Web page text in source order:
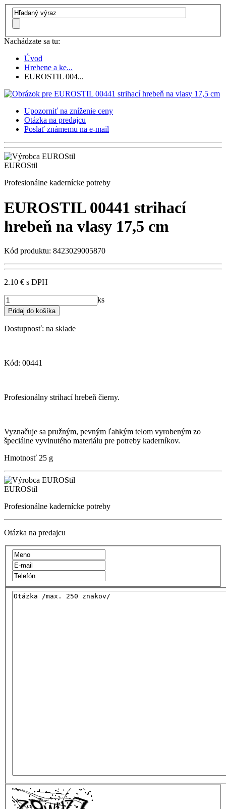
Nachádzate sa tu:
Úvod
Hrebene a ke...
EUROSTIL 004...
Upozorniť na zníženie ceny
Otázka na predajcu
Poslať známemu na e-mail
EUROStil
Profesionálne kadernícke potreby
EUROSTIL 00441 strihací
hrebeň na vlasy 17,5 cm
Kód produktu: 8423029005870
2.10 € s DPH
ks
Dostupnosť: na sklade
Kód: 00441
Profesionálny strihací hrebeň čierny.
Vyznačuje sa pružným, pevným ľahkým telom vyrobeným zo
špeciálne vyvinutého materiálu pre potreby kaderníkov.
Hmotnosť 25 g
EUROStil
Profesionálne kadernícke potreby
Otázka na predajcu